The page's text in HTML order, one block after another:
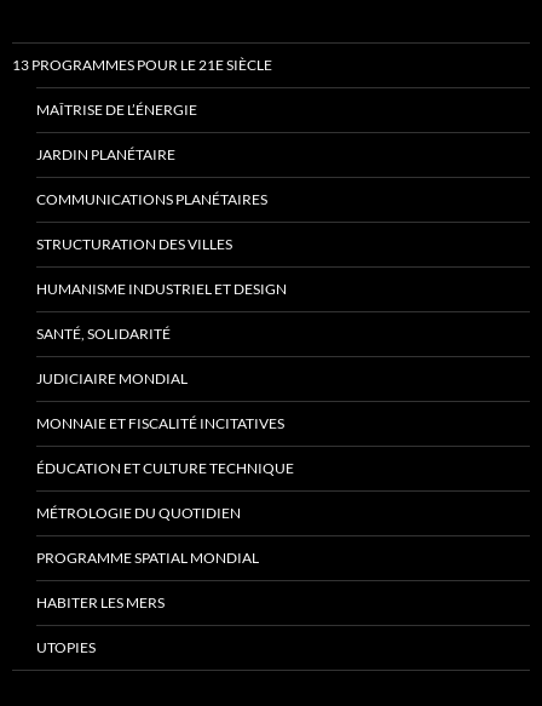
13 PROGRAMMES POUR LE 21E SIÈCLE
MAÎTRISE DE L’ÉNERGIE
JARDIN PLANÉTAIRE
COMMUNICATIONS PLANÉTAIRES
STRUCTURATION DES VILLES
HUMANISME INDUSTRIEL ET DESIGN
SANTÉ, SOLIDARITÉ
JUDICIAIRE MONDIAL
MONNAIE ET FISCALITÉ INCITATIVES
ÉDUCATION ET CULTURE TECHNIQUE
MÉTROLOGIE DU QUOTIDIEN
PROGRAMME SPATIAL MONDIAL
HABITER LES MERS
UTOPIES